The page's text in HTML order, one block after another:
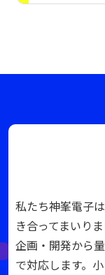
私たち神峯電子
き合ってまいりま
企画・開発から
で対応します。